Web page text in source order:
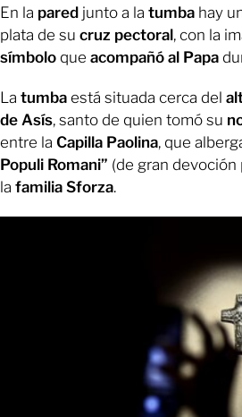
En la pared junto a la tumba hay
plata de su cruz pectoral, con la
símbolo que acompañó al Papa
La tumba está situada cerca del
de Asís, santo de quien tomó su
entre la Capilla Paolina, que
Populi Romani” (de gran devoción
la familia Sforza.